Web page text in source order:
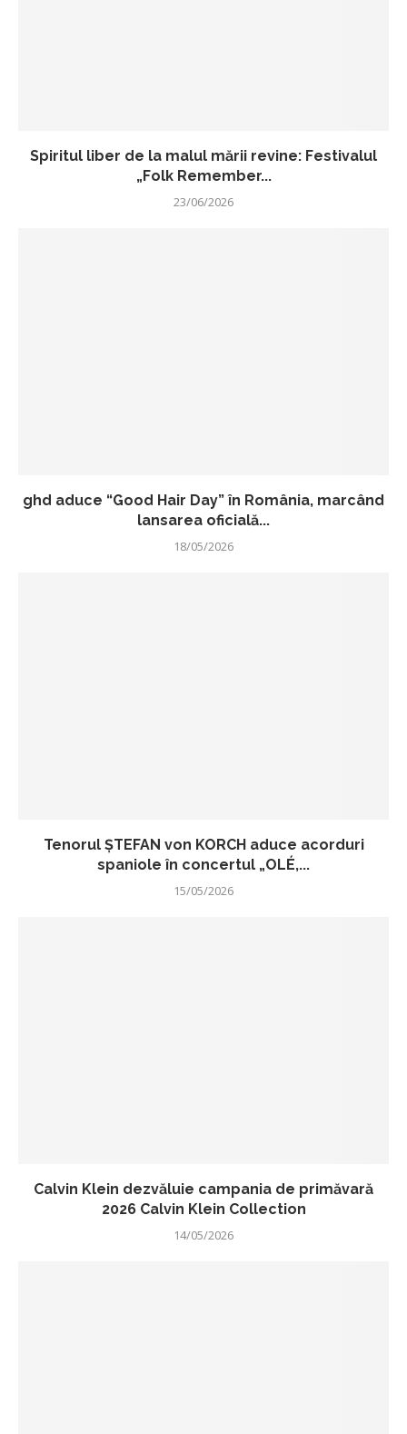
Spiritul liber de la malul mării revine: Festivalul
„Folk Remember...
23/06/2026
ghd aduce “Good Hair Day” în România, marcând
lansarea oficială...
18/05/2026
Tenorul ŞTEFAN von KORCH aduce acorduri
spaniole în concertul „OLÉ,...
15/05/2026
Calvin Klein dezvăluie campania de primăvară
2026 Calvin Klein Collection
14/05/2026